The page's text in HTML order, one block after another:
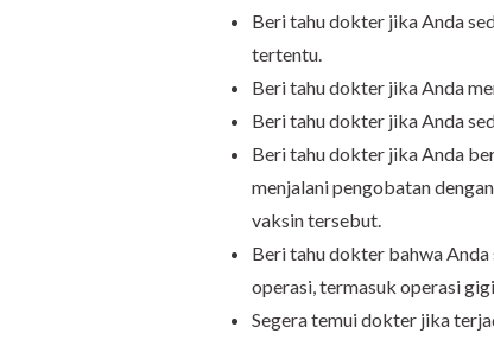
Beri tahu dokter jika Anda
tertentu.
Beri tahu dokter jika Anda
Beri tahu dokter jika Anda
Beri tahu dokter jika Anda
menjalani pengobatan
vaksin tersebut.
Beri tahu dokter bahwa Anda
operasi, termasuk operasi
Segera temui dokter jika